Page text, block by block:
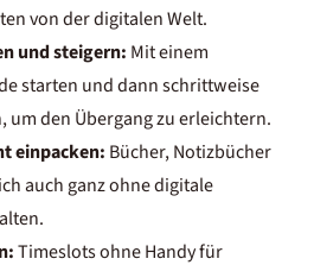
von der digitalen Welt.
und steigern: Mit einem
starten und dann schrittweise
um den Übergang zu erleichtern.
einpacken: Bücher, Notizbücher
auch ganz ohne digitale
Timeslots ohne Handy für